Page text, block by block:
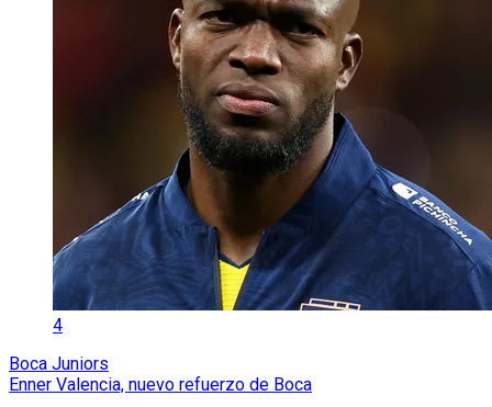
4
Boca Juniors
Enner Valencia, nuevo refuerzo de Boca